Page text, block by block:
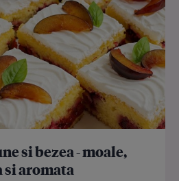
si bezea - moale,
aromata